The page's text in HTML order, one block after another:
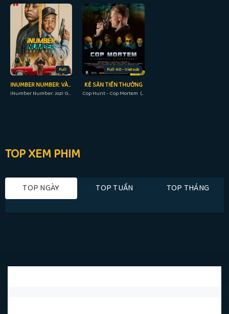
Full
INUMBER NUMBER: VÀNG JOHANNESBURG
iNumber Number: Jozi Gold (2023)
Full HD - Vietsub
KẺ SĂN TIỀN THƯỞNG
Cop Hunt - Cop Mortem (2016)
TOP XEM PHIM
TOP NGÀY TOP TUẦN TOP THÁNG